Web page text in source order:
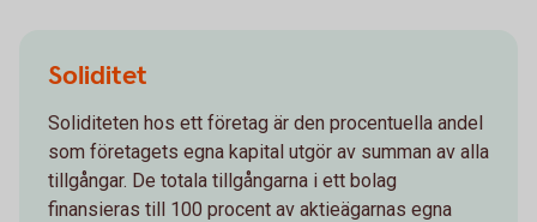
Soliditet
Soliditeten hos ett företag är den procentuella andel
som företagets egna kapital utgör av summan av alla
tillgångar. De totala tillgångarna i ett bolag
finansieras till 100 procent av aktieägarnas egna